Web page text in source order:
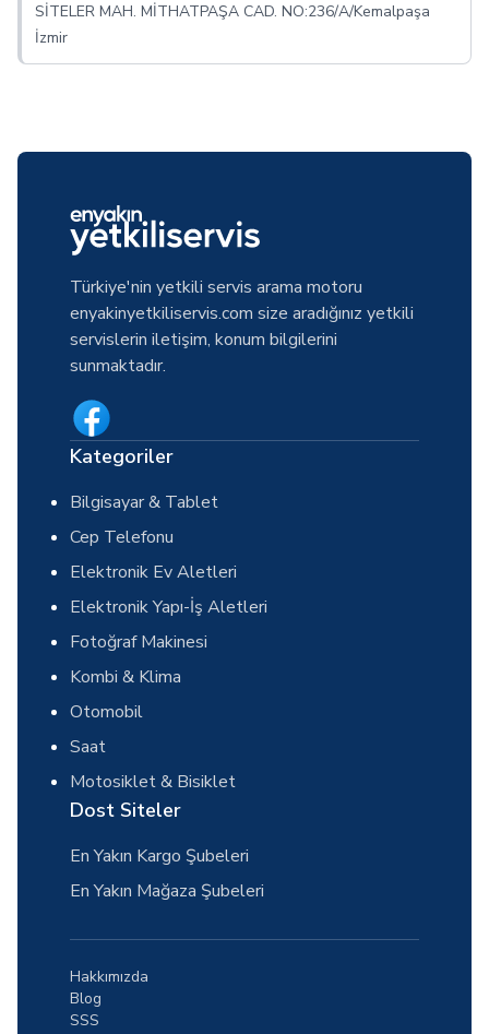
SİTELER MAH. MİTHATPAŞA CAD. NO:236/A/Kemalpaşa
İzmir
Türkiye'nin yetkili servis arama motoru
enyakinyetkiliservis.com size aradığınız yetkili
servislerin iletişim, konum bilgilerini
sunmaktadır.
Kategoriler
Bilgisayar & Tablet
Cep Telefonu
Elektronik Ev Aletleri
Elektronik Yapı-İş Aletleri
Fotoğraf Makinesi
Kombi & Klima
Otomobil
Saat
Motosiklet & Bisiklet
Dost Siteler
En Yakın Kargo Şubeleri
En Yakın Mağaza Şubeleri
Hakkımızda
Blog
SSS